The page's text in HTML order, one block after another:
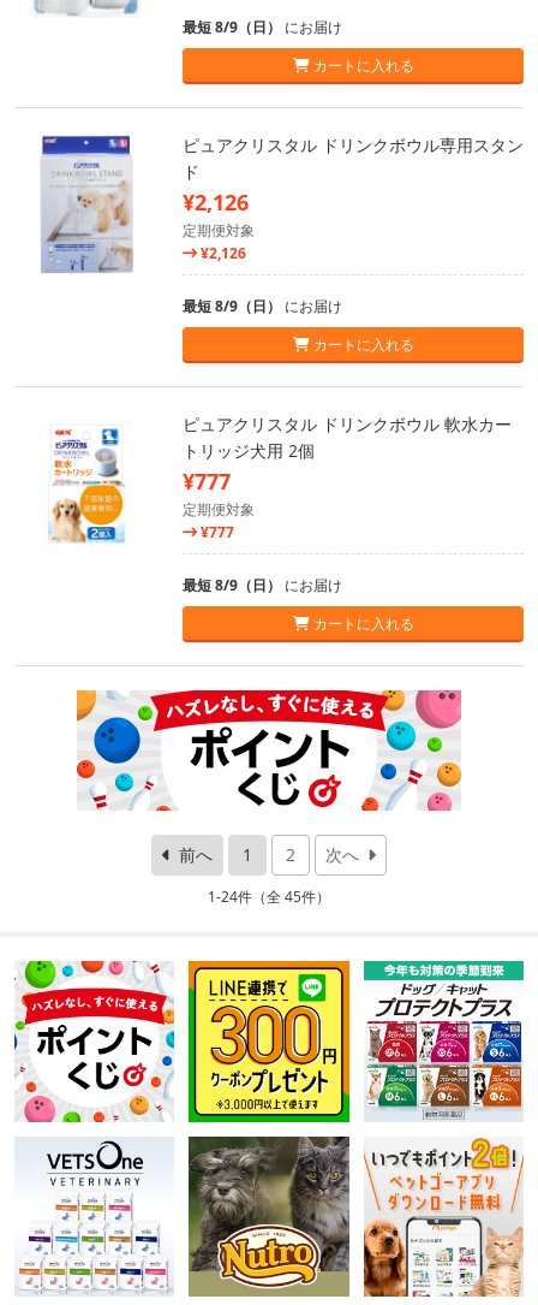
最短 8/9（日） にお届け
カートに入れる
ピュアクリスタル ドリンクボウル専用スタン
ド
¥2,126
定期便対象
¥2,126
最短 8/9（日） にお届け
カートに入れる
ピュアクリスタル ドリンクボウル 軟水カー
トリッジ犬用 2個
¥777
定期便対象
¥777
最短 8/9（日） にお届け
カートに入れる
前へ 1 2 次へ
1-24件（全 45件）